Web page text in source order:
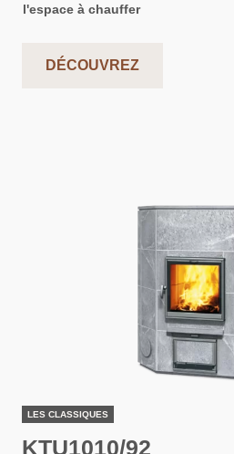
l'espace à chauffer
DÉCOUVREZ
LES CLASSIQUES
KTU1010/92